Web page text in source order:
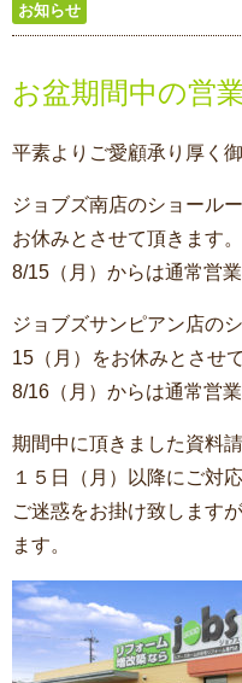
お知らせ
お盆期間中の営
平素よりご愛顧承り厚く
ジョブズ南店のショール
お休みとさせて頂きます。
8/15（月）からは通常営
ジョブズサンピアン店の
15（月）をお休みとさせ
8/16（月）からは通常営
期間中に頂きました資料
１５日（月）以降にご対
ご迷惑をお掛け致します
ます。